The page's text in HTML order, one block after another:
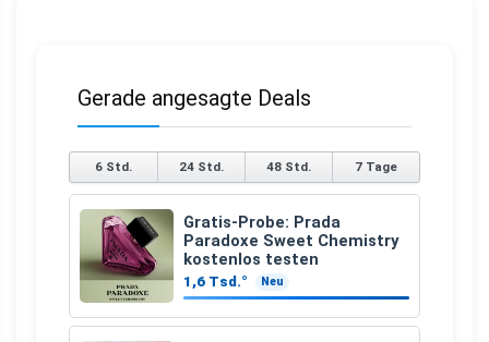
Gerade angesagte Deals
6 Std. 24 Std. 48 Std. 7 Tage
Gratis-Probe: Prada
Paradoxe Sweet Chemistry
kostenlos testen
1,6 Tsd.° Neu